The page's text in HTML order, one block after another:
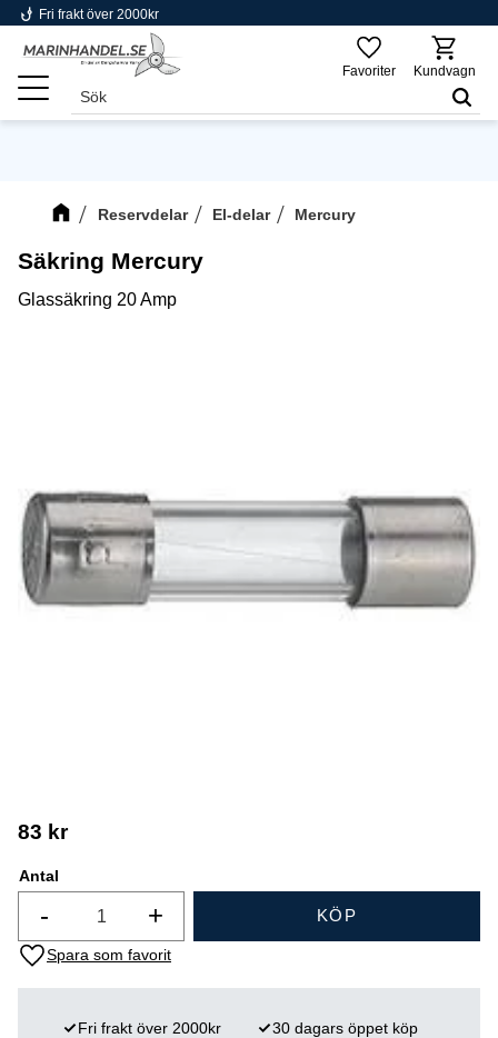
Meny
phishing Fri frakt över 2000kr
Favoriter Kundvagn
Reservdelar El-delar Mercury
Säkring Mercury
Glassäkring 20 Amp
83 kr
Antal
+
- KÖP
Lägg till i favoriter
Fri frakt över 2000kr
30 dagars öppet köp